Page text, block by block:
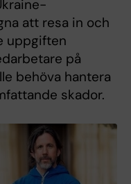
att resa in och
uppgiften
på
behöva hantera
skador.